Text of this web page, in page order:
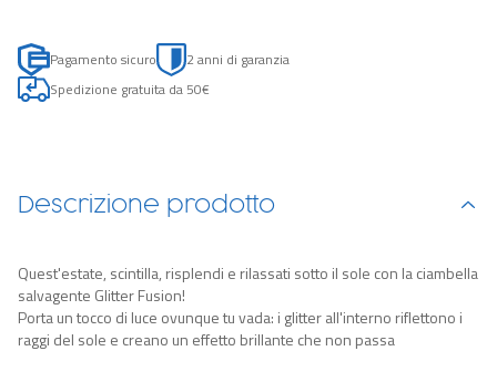
Pagamento sicuro
2 anni di garanzia
Spedizione gratuita da 50€
Descrizione prodotto
Quest'estate, scintilla, risplendi e rilassati sotto il sole con la ciambella
salvagente Glitter Fusion!
Porta un tocco di luce ovunque tu vada: i glitter all'interno riflettono i
raggi del sole e creano un effetto brillante che non passa